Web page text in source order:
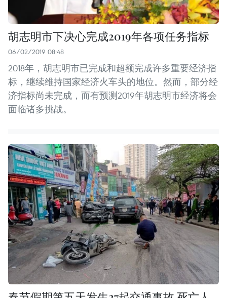
胡志明市下决心完成2019年各项任务指标
06/02/2019 08:48
2018年，胡志明市已完成和超额完成许多重要经济指
标，继续维持国家经济火车头的地位。然而，部分经
济指标尚未完成，而有预测2019年胡志明市经济将会
面临诸多挑战。